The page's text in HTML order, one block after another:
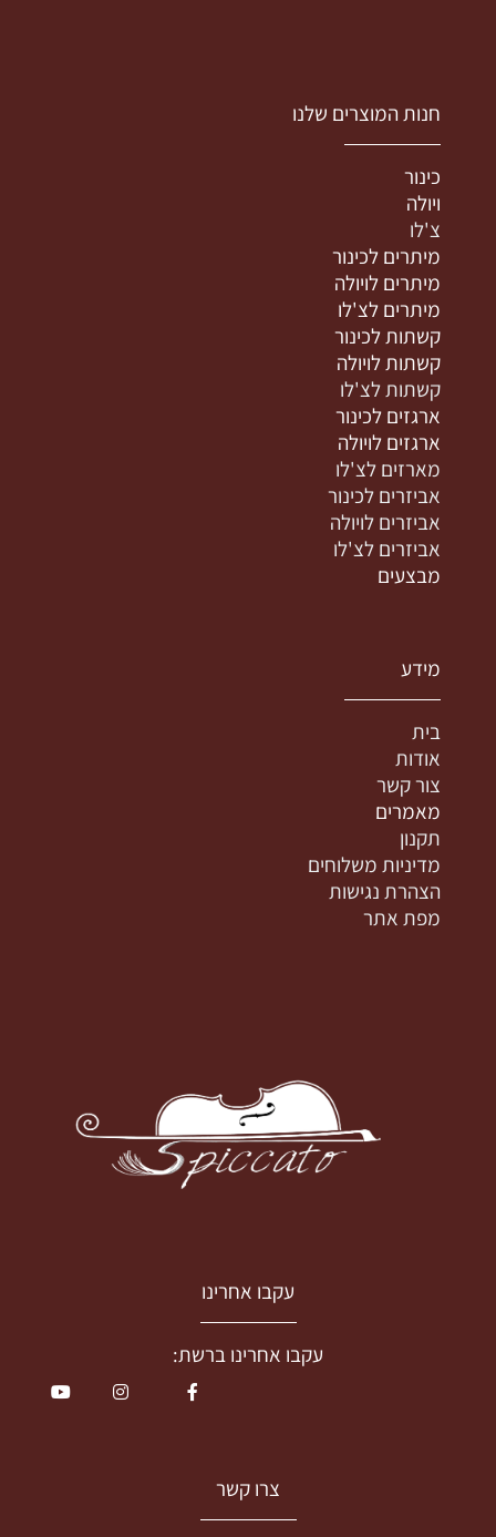
חנות המוצרים שלנו
כינור
ויולה
צ'לו
מיתרים לכינור
מיתרים לויולה
מיתרים לצ'לו
קשתות לכינור
קשתות לויולה
קשתות לצ'לו
ארגזים לכינור
ארגזים לויולה
מארזים לצ'לו
אביזרים לכינור
אביזרים לויולה
אביזרים לצ'לו
מבצעים
מידע
בית
אודות
צור קשר
מאמרים
תקנון
מדיניות משלוחים
הצהרת נגישות
מפת אתר
עקבו אחרינו
עקבו אחרינו ברשת:
צרו קשר